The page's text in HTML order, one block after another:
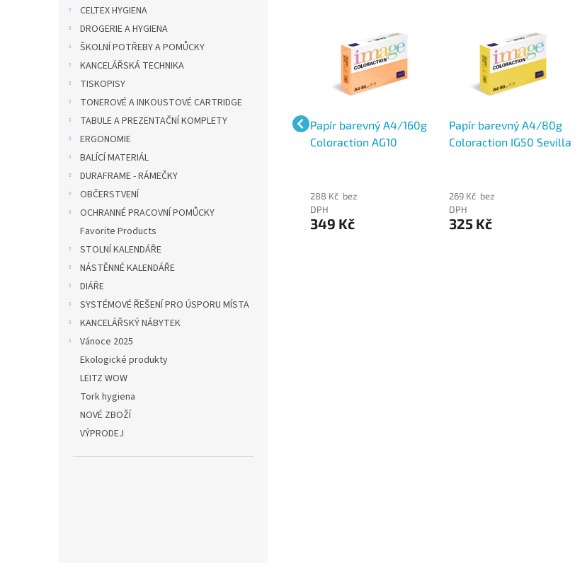
CELTEX HYGIENA
DROGERIE A HYGIENA
ŠKOLNÍ POTŘEBY A POMŮCKY
KANCELÁŘSKÁ TECHNIKA
TISKOPISY
TONEROVÉ A INKOUSTOVÉ CARTRIDGE
TABULE A PREZENTAČNÍ KOMPLETY
ERGONOMIE
BALÍCÍ MATERIÁL
DURAFRAME - RÁMEČKY
OBČERSTVENÍ
OCHRANNÉ PRACOVNÍ POMŮCKY
Favorite Products
STOLNÍ KALENDÁŘE
NÁSTĚNNÉ KALENDÁŘE
DIÁŘE
SYSTÉMOVÉ ŘEŠENÍ PRO ÚSPORU MÍSTA
KANCELÁŘSKÝ NÁBYTEK
Vánoce 2025
Ekologické produkty
LEITZ WOW
Tork hygiena
NOVÉ ZBOŽÍ
VÝPRODEJ
Papír barevný A4/160g
Coloraction AB48
Lisbon sytě modrá, 250
288 Kč bez
Papír barevný A3/80g
ks
619 Kč
Papír barevný A4/160g
Coloraction AG10
288 Kč bez
DPH
349 Kč
Papír barevný A4/80g
Coloraction IG50 Sevilla
269 Kč bez
DPH
325 Kč